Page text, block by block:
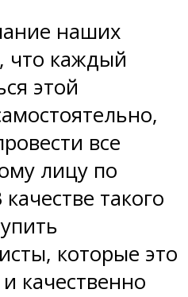
наших
что каждый
этой
все
лицу по
такого
которые это
качественно